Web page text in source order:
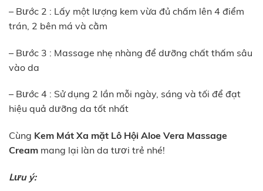
– Bước 2 : Lấy một lượng kem vừa đủ chấm lên 4 điểm
trán, 2 bên má và cằm
– Bước 3 : Massage nhẹ nhàng để dưỡng chất thấm sâu
vào da
– Bước 4 : Sử dụng 2 lần mỗi ngày, sáng và tối để đạt
hiệu quả dưỡng da tốt nhất
Cùng Kem Mát Xa mặt Lô Hội Aloe Vera Massage
Cream mang lại làn da tươi trẻ nhé!
Lưu ý: